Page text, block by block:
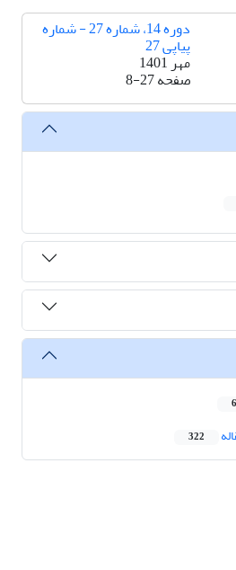
دوره 14، شماره 27 - شماره
پیاپی 27
مهر 1401
صفحه8-27
322